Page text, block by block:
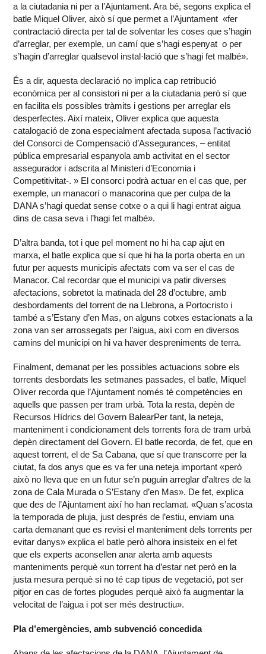
a la ciutadania ni per a l’Ajuntament. Ara bé, segons explica el
batle Miquel Oliver, això sí que permet a l’Ajuntament «fer
contractació directa per tal de solventar les coses que s’hagin
d’arreglar, per exemple, un camí que s’hagi espenyat o per
s’hagin d’arreglar qualsevol instal·lació que s’hagi fet malbé».
És a dir, aquesta declaració no implica cap retribució
econòmica per al consistori ni per a la ciutadania però sí que
en facilita els possibles tràmits i gestions per arreglar els
desperfectes. Així mateix, Oliver explica que aquesta
catalogació de zona especialment afectada suposa l’activació
del Consorci de Compensació d’Assegurances, – entitat
pública empresarial espanyola amb activitat en el sector
assegurador i adscrita al Ministeri d’Economia i
Competitivitat-. » El consorci podrà actuar en el cas que, per
exemple, un manacorí o manacorina que per culpa de la
DANA s’hagi quedat sense cotxe o a qui li hagi entrat aigua
dins de casa seva i l’hagi fet malbé».
D’altra banda, tot i que pel moment no hi ha cap ajut en
marxa, el batle explica que sí que hi ha la porta oberta en un
futur per aquests municipis afectats com va ser el cas de
Manacor. Cal recordar que el municipi va patir diverses
afectacions, sobretot la matinada del 28 d’octubre, amb
desbordaments del torrent de na Llebrona, a Portocristo i
també a s’Estany d’en Mas, on alguns cotxes estacionats a la
zona van ser arrossegats per l’aigua, així com en diversos
camins del municipi on hi va haver despreniments de terra.
Finalment, demanat per les possibles actuacions sobre els
torrents desbordats les setmanes passades, el batle, Miquel
Oliver recorda que l’Ajuntament només té competències en
aquells que passen per tram urbà. Tota la resta, depèn de
Recursos Hídrics del Govern BalearPer tant, la neteja,
manteniment i condicionament dels torrents fora de tram urbà
depèn directament del Govern. El batle recorda, de fet, que en
aquest torrent, el de Sa Cabana, que sí que transcorre per la
ciutat, fa dos anys que es va fer una neteja important «però
això no lleva que en un futur se’n puguin arreglar d’altres de la
zona de Cala Murada o S’Estany d’en Mas». De fet, explica
que des de l’Ajuntament així ho han reclamat. «Quan s’acosta
la temporada de pluja, just després de l’estiu, enviam una
carta demanant que es revisi el manteniment dels torrents per
evitar danys» explica el batle però alhora insisteix en el fet
que els experts aconsellen anar alerta amb aquests
manteniments perquè «un torrent ha d’estar net però en la
justa mesura perquè si no té cap tipus de vegetació, pot ser
pitjor en cas de fortes plogudes perquè això fa augmentar la
velocitat de l’aigua i pot ser més destructiu».
Pla d’emergències, amb subvenció concedida